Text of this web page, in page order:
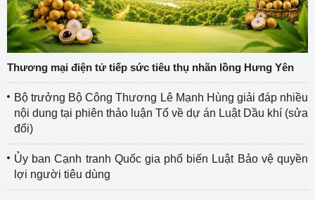
Thương mại điện tử tiếp sức tiêu thụ nhãn lồng Hưng Yên
Bộ trưởng Bộ Công Thương Lê Mạnh Hùng giải đáp nhiều
nội dung tại phiên thảo luận Tổ về dự án Luật Dầu khí (sửa
đổi)
Ủy ban Cạnh tranh Quốc gia phổ biến Luật Bảo vệ quyền
lợi người tiêu dùng